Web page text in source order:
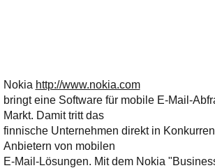
Nokia http://www.nokia.com
bringt eine Software für mobile E-Mail-
Markt. Damit tritt das
finnische Unternehmen direkt in
Anbietern von mobilen
E-Mail-Lösungen. Mit dem Nokia
bereithält!
Wie z.B. Outlook,
GMail, Thunderbird
oder auch
KuNoMail, usw.